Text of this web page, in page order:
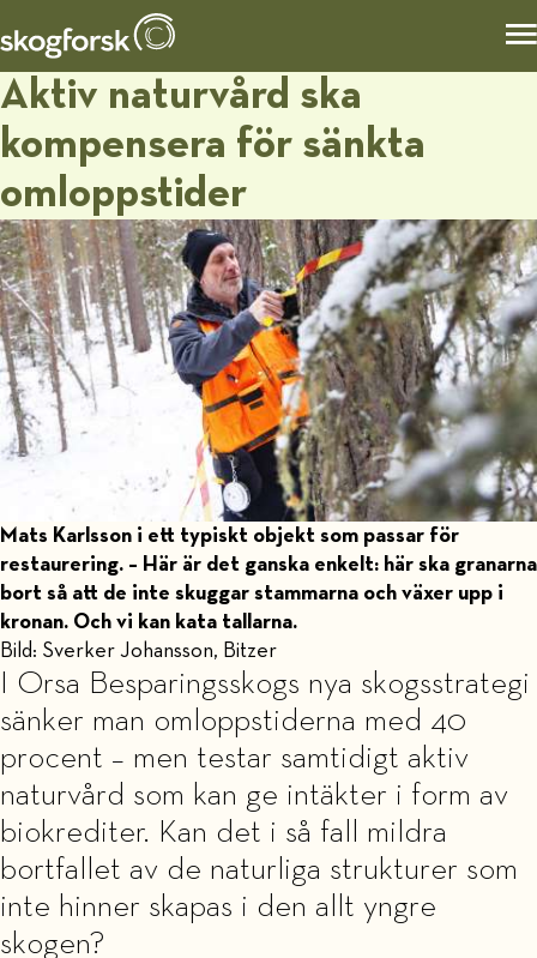
Aktiv naturvård ska
kompensera för sänkta
omloppstider
Mats Karlsson i ett typiskt objekt som passar för
restaurering. – Här är det ganska enkelt: här ska granarna
bort så att de inte skuggar stammarna och växer upp i
kronan. Och vi kan kata tallarna.
Bild: Sverker Johansson, Bitzer
I Orsa Besparingsskogs nya skogsstrategi
sänker man omloppstiderna med 40
procent – men testar samtidigt aktiv
naturvård som kan ge intäkter i form av
biokrediter. Kan det i så fall mildra
bortfallet av de naturliga strukturer som
inte hinner skapas i den allt yngre
skogen?